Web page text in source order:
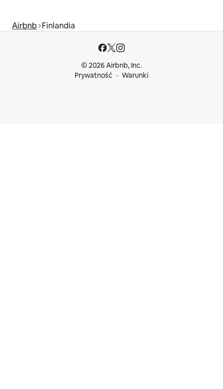
Airbnb Finlandia
© 2026 Airbnb, Inc.
Prywatność
Warunki